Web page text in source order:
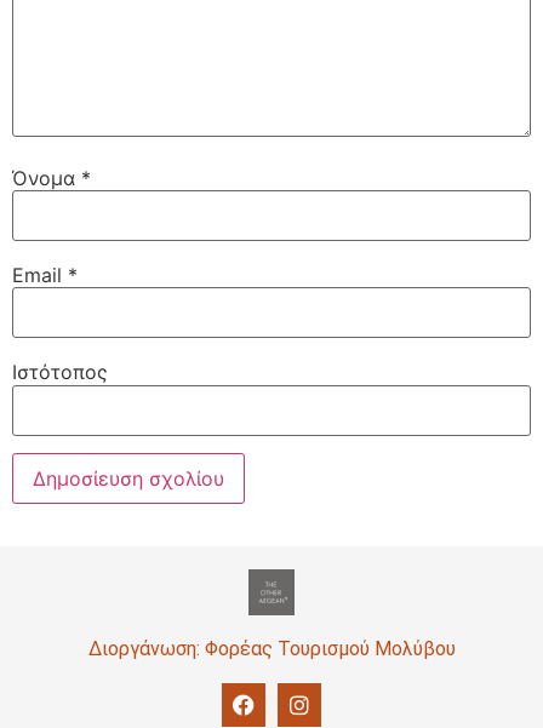
Όνομα *
Email *
Ιστότοπος
Διοργάνωση: Φορέας Τουρισμού Μολύβου